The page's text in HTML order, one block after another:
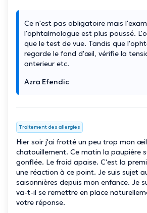
Ce n'est pas obligatoire mais
l'ophtalmologue est plus poussé.
que le test de vue. Tandis que
regarde le fond d'œil, vérifie la
anterieur etc.
Azra Efendic
Traitement des allergies
Hier soir j'ai frotté un peu trop mon
chatouillement. Ce matin la paupière
gonflée. Le froid apaise. C'est la
une réaction à ce point. Je suis sujet
saisonnières depuis mon enfance. Je
va-t-il se remettre en place
votre réponse.